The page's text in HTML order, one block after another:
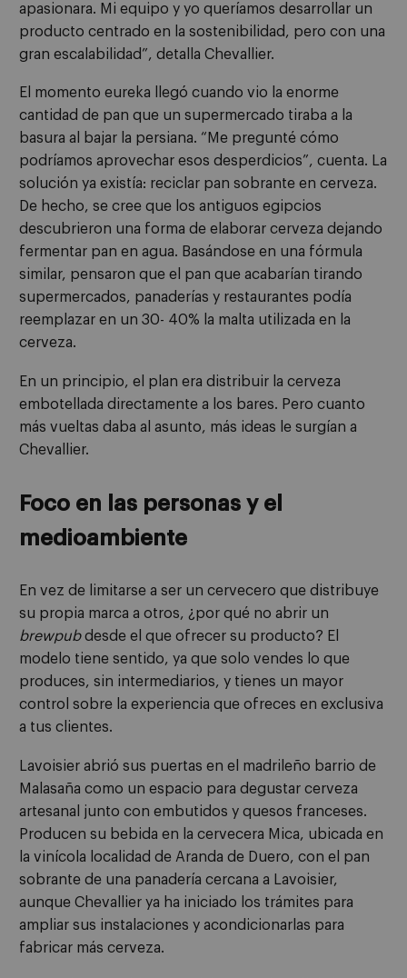
apasionara. Mi equipo y yo queríamos desarrollar un
producto centrado en la sostenibilidad, pero con una
gran escalabilidad”, detalla Chevallier.
El momento eureka llegó cuando vio la enorme
cantidad de pan que un supermercado tiraba a la
basura al bajar la persiana. “Me pregunté cómo
podríamos aprovechar esos desperdicios”, cuenta. La
solución ya existía: reciclar pan sobrante en cerveza.
De hecho, se cree que los antiguos egipcios
descubrieron una forma de elaborar cerveza dejando
fermentar pan en agua. Basándose en una fórmula
similar, pensaron que el pan que acabarían tirando
supermercados, panaderías y restaurantes podía
reemplazar en un 30- 40% la malta utilizada en la
cerveza.
En un principio, el plan era distribuir la cerveza
embotellada directamente a los bares. Pero cuanto
más vueltas daba al asunto, más ideas le surgían a
Chevallier.
Foco en las personas y el
medioambiente
En vez de limitarse a ser un cervecero que distribuye
su propia marca a otros, ¿por qué no abrir un
brewpubdesde el que ofrecer su producto? El
modelo tiene sentido, ya que solo vendes lo que
produces, sin intermediarios, y tienes un mayor
control sobre la experiencia que ofreces en exclusiva
a tus clientes.
Lavoisier abrió sus puertas en el madrileño barrio de
Malasaña como un espacio para degustar cerveza
artesanal junto con embutidos y quesos franceses.
Producen su bebida en la cervecera Mica, ubicada en
la vinícola localidad de Aranda de Duero, con el pan
sobrante de una panadería cercana a Lavoisier,
aunque Chevallier ya ha iniciado los trámites para
ampliar sus instalaciones y acondicionarlas para
fabricar más cerveza.